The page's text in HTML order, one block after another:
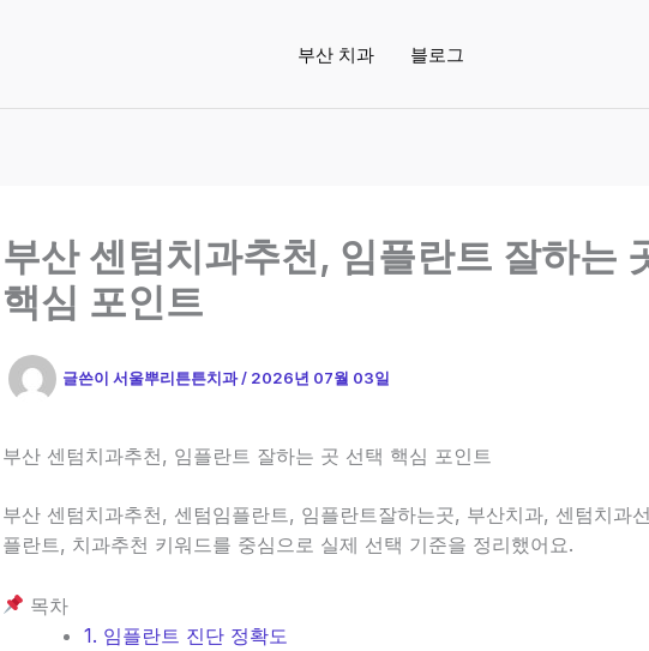
부산 치과 블로그
부산 센텀치과추천, 임플란트 잘하는
핵심 포인트
글쓴이 서울뿌리튼튼치과/ 2026년 07월 03일
부산 센텀치과추천, 임플란트 잘하는 곳 선택 핵심 포인트
부산 센텀치과추천, 센텀임플란트, 임플란트잘하는곳, 부산치과, 센텀치과
플란트, 치과추천 키워드를 중심으로 실제 선택 기준을 정리했어요.
목차
1. 임플란트 진단 정확도